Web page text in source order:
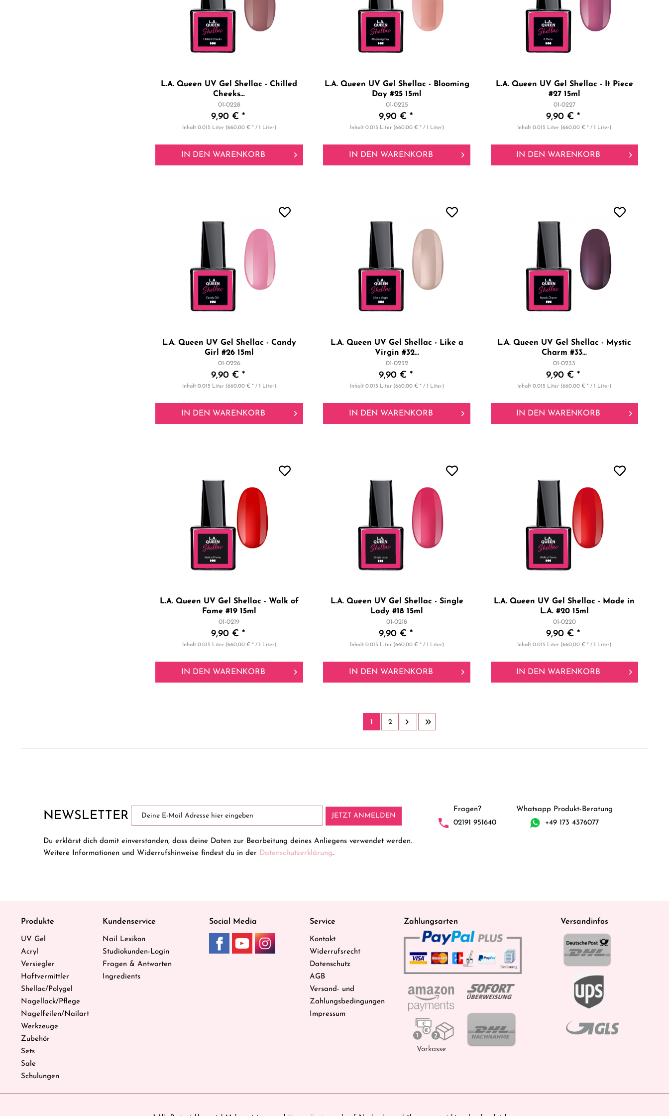
L.A. Queen UV Gel Shellac - Chilled
Cheeks...
01-0228
9,90 € *
Inhalt 0.015 Liter (660,00 € * / 1 Liter)
IN DEN WARENKORB
L.A. Queen UV Gel Shellac - Blooming
Day #25 15ml
01-0225
9,90 € *
Inhalt 0.015 Liter (660,00 € * / 1 Liter)
IN DEN WARENKORB
L.A. Queen UV Gel Shellac - It Piece
#27 15ml
01-0227
9,90 € *
Inhalt0.015 Liter (660,00 € * / 1 Liter)
IN DEN WARENKORB
L.A. Queen UV Gel Shellac - Candy
Girl #26 15ml
01-0226
9,90 € *
Inhalt 0.015 Liter (660,00 € * / 1 Liter)
IN DEN WARENKORB
L.A. Queen UV Gel Shellac - Like a
Virgin #32...
01-0232
9,90 € *
Inhalt 0.015 Liter (660,00 € * / 1 Liter)
IN DEN WARENKORB
L.A. Queen UV Gel Shellac - Mystic
Charm #33...
01-0233
9,90 € *
Inhalt0.015 Liter (660,00 € * / 1 Liter)
IN DEN WARENKORB
L.A. Queen UV Gel Shellac - Walk of
Fame #19 15ml
01-0219
9,90 € *
Inhalt 0.015 Liter (660,00 € * / 1 Liter)
IN DEN WARENKORB
L.A. Queen UV Gel Shellac - Single
Lady #18 15ml
01-0218
9,90 € *
Inhalt 0.015 Liter (660,00 € * / 1 Liter)
IN DEN WARENKORB
L.A. Queen UV Gel Shellac - Made in
L.A. #20 15ml
01-0220
9,90 € *
Inhalt0.015 Liter (660,00 € * / 1 Liter)
IN DEN WARENKORB
1 2
NEWSLETTER JETZT ANMELDEN
Du erklärst dich damit einverstanden, dass deine Daten zur Bearbeitung deines Anliegens verwendet werden.
Weitere Informationen und Widerrufshinweise findest du in der Datenschutzerklärung.
Fragen?
02191 951640
Whatsapp Produkt-Beratung
+49 173 4376077
Produkte
UV Gel
Acryl
Versiegler
Haftvermittler
Shellac/Polygel
Nagellack/Pflege
Nagelfeilen/Nailart
Werkzeuge
Zubehör
Sets
Sale
Schulungen
Kundenservice
Nail Lexikon
Studiokunden-Login
Fragen & Antworten
Ingredients
Social Media Service
Kontakt
Widerrufsrecht
Datenschutz
AGB
Versand- und
Zahlungsbedingungen
Impressum
Zahlungsarten Versandinfos